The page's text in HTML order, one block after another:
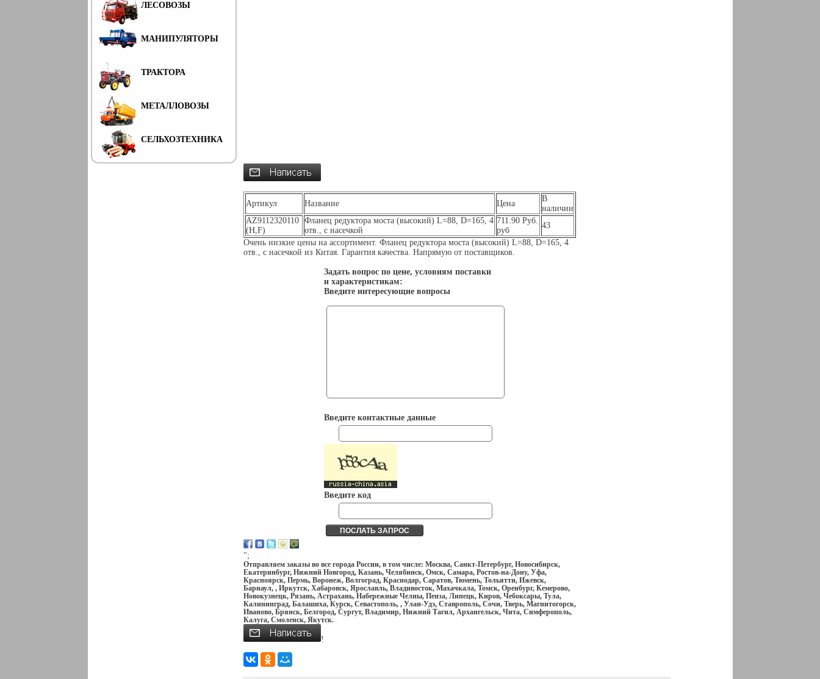
ЛЕСОВОЗЫ
МАНИПУЛЯТОРЫ
ТРАКТОРА
МЕТАЛЛОВОЗЫ
СЕЛЬХОЗТЕХНИКА
Артикул Название Цена
В
наличии
AZ9112320110
(H,F)
Фланец редуктора моста (высокий) L=88, D=165, 4
отв., с насечкой
711.90 Руб.
руб
43
Очень низкие цены на ассортимент. Фланец редуктора моста (высокий) L=88, D=165, 4
отв., с насечкой из Китая. Гарантия качества. Напрямую от поставщиков.
Задать вопрос по цене, условиям поставки
и характеристикам:
Введите интересующие вопросы
Введите контактные данные
Введите код
";
Отправляем заказы во все города России, в том числе: Москва, Санкт-Петербург, Новосибирск,
Екатеринбург, Нижний Новгород, Казань, Челябинск, Омск, Самара, Ростов-на-Дону, Уфа,
Красноярск, Пермь, Воронеж, Волгоград, Краснодар, Саратов, Тюмень, Тольятти, Ижевск,
Барнаул, , Иркутск, Хабаровск, Ярославль, Владивосток, Махачкала, Томск, Оренбург, Кемерово,
Новокузнецк, Рязань, Астрахань, Набережные Челны, Пенза, Липецк, Киров, Чебоксары, Тула,
Калининград, Балашиха, Курск, Севастополь, , Улан-Удэ, Ставрополь, Сочи, Тверь, Магнитогорск,
Иваново, Брянск, Белгород, Сургут, Владимир, Нижний Тагил, Архангельск, Чита, Симферополь,
Калуга, Смоленск, Якутск.
!